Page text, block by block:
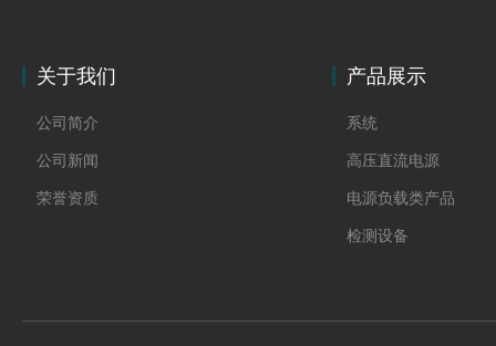
关于我们
公司简介
公司新闻
荣誉资质
产品展示
系统
高压直流电源
电源负载类产品
检测设备